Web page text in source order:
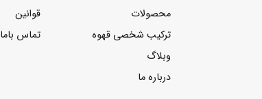
محصولات
ترکیب شخصی قهوه
وبلاگ
درباره ما
قوانین
تماس باما